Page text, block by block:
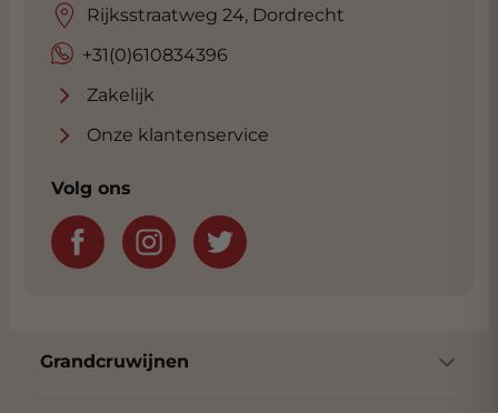
+31(0)610834396
Rijksstraatweg 24, Dordrecht
Zakelijk
Onze klantenservice
Volg ons
Grandcruwijnen